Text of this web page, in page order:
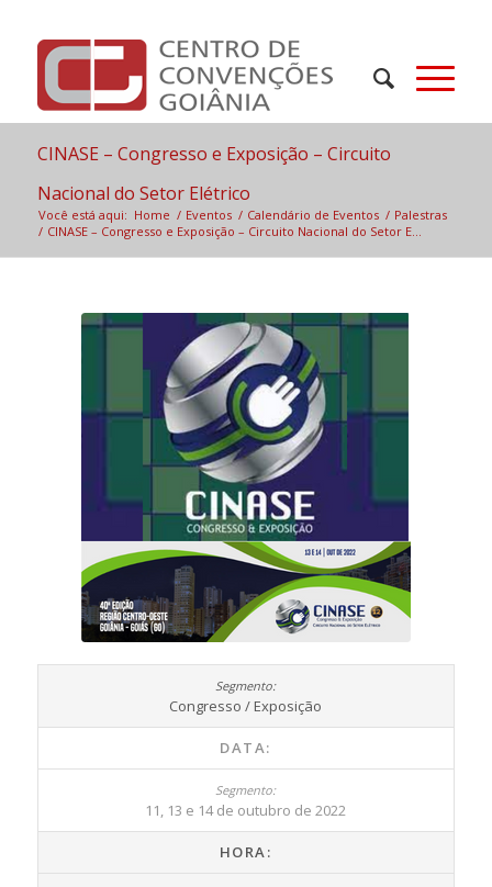
CINASE – Congresso e Exposição – Circuito
Nacional do Setor Elétrico
Você está aqui: Home / Eventos / Calendário de Eventos / Palestras
/ CINASE – Congresso e Exposição – Circuito Nacional do Setor E...
Congresso / Exposição
DATA:
11, 13 e 14 de outubro de 2022
HORA: